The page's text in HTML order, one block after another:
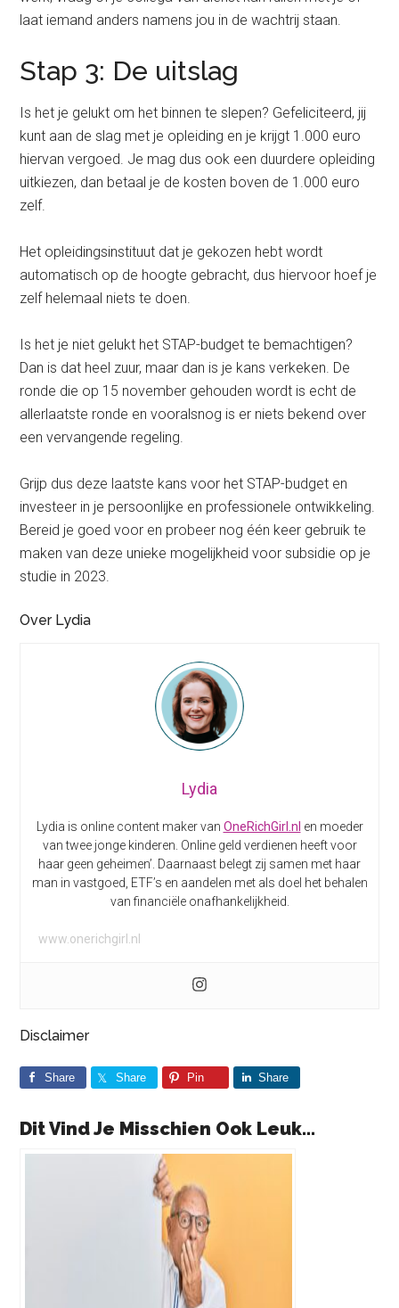
laat iemand anders namens jou in de wachtrij staan.
Stap 3: De uitslag
Is het je gelukt om het binnen te slepen? Gefeliciteerd, jij
kunt aan de slag met je opleiding en je krijgt 1.000 euro
hiervan vergoed. Je mag dus ook een duurdere opleiding
uitkiezen, dan betaal je de kosten boven de 1.000 euro
zelf.
Het opleidingsinstituut dat je gekozen hebt wordt
automatisch op de hoogte gebracht, dus hiervoor hoef je
zelf helemaal niets te doen.
Is het je niet gelukt het STAP-budget te bemachtigen?
Dan is dat heel zuur, maar dan is je kans verkeken. De
ronde die op 15 november gehouden wordt is echt de
allerlaatste ronde en vooralsnog is er niets bekend over
een vervangende regeling.
Grijp dus deze laatste kans voor het STAP-budget en
investeer in je persoonlijke en professionele ontwikkeling.
Bereid je goed voor en probeer nog één keer gebruik te
maken van deze unieke mogelijkheid voor subsidie op je
studie in 2023.
Over Lydia
Lydia
Lydia is online content maker van OneRichGirl.nl en moeder
van twee jonge kinderen. Online geld verdienen heeft voor
haar geen geheimen’. Daarnaast belegt zij samen met haar
man in vastgoed, ETF’s en aandelen met als doel het behalen
van financiële onafhankelijkheid.
www.onerichgirl.nl
Disclaimer
Share Share Pin Share
Dit Vind Je Misschien Ook Leuk...